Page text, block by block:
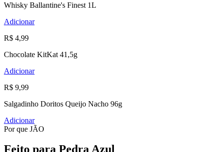
Whisky Ballantine's Finest 1L
Adicionar
R$ 4,99
Chocolate KitKat 41,5g
Adicionar
R$ 9,99
Salgadinho Doritos Queijo Nacho 96g
Adicionar
Por que JÃO
Feito para Pedra Azul